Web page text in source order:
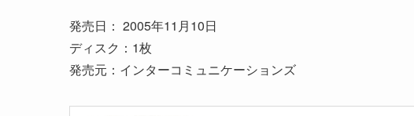
発売日： 2005年11月10日
ディスク：1枚
発売元：インターコミュニケーションズ